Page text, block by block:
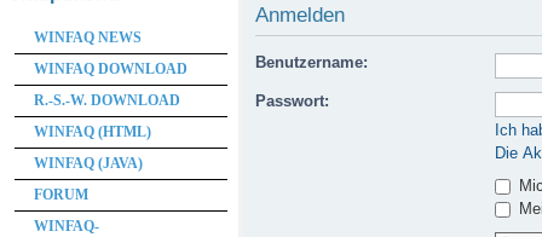
Anmelden
Benutzername:
Passwort:
Ich
Die
WINFAQ NEWS
WINFAQ DOWNLOAD
R.-S.-W. DOWNLOAD
WINFAQ (HTML)
WINFAQ (JAVA)
FORUM
WINFAQ-